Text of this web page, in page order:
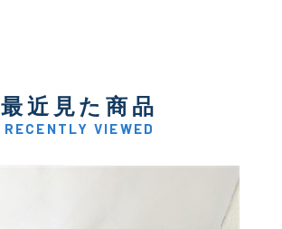
最近見た商品
RECENTLY VIEWED